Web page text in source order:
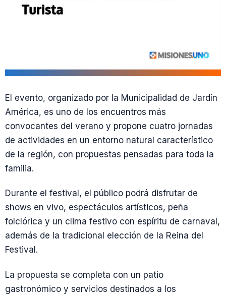
El evento, organizado por la Municipalidad de Jardín
América, es uno de los encuentros más
convocantes del verano y propone cuatro jornadas
de actividades en un entorno natural característico
de la región, con propuestas pensadas para toda la
familia.
Durante el festival, el público podrá disfrutar de
shows en vivo, espectáculos artísticos, peña
folclórica y un clima festivo con espíritu de carnaval,
además de la tradicional elección de la Reina del
Festival.
La propuesta se completa con un patio
gastronómico y servicios destinados a los